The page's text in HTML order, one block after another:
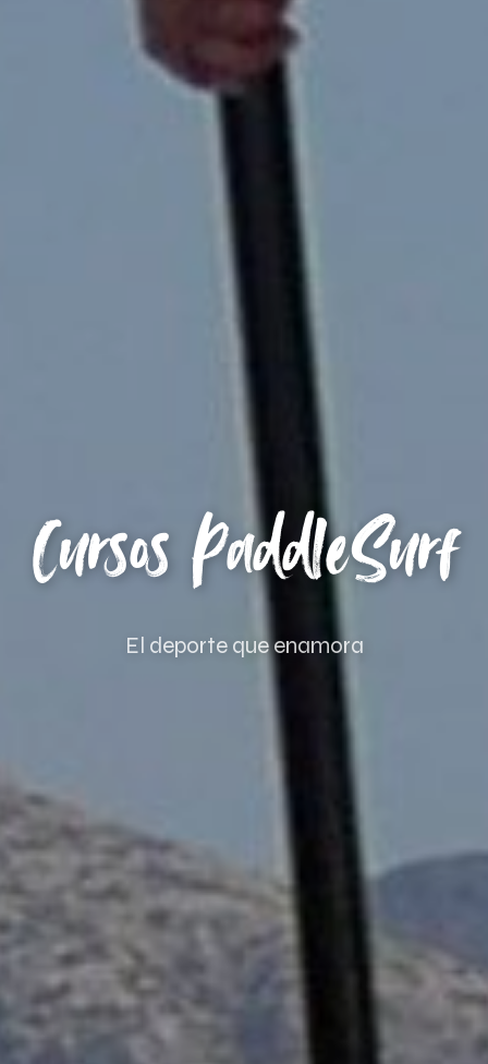
Cursos PaddleSurf
El deporte que enamora